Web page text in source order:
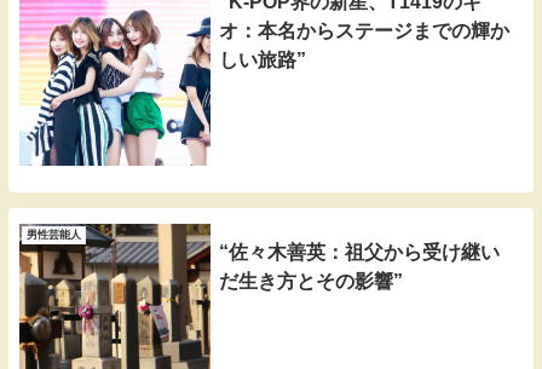
オ：本名からステージまでの輝か
しい旅路”
男性芸能人
“佐々木善英：祖父から受け継い
だ生き方とその影響”